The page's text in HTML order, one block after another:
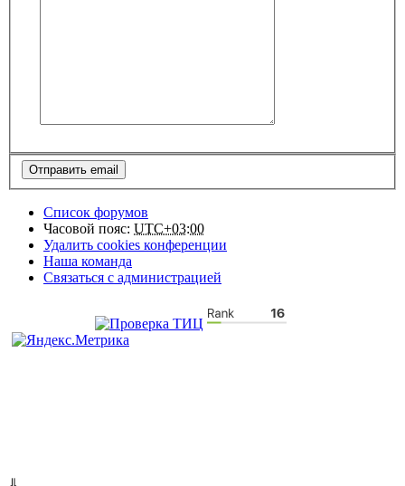
Список форумов
Часовой пояс: UTC+03:00
Удалить cookies конференции
Наша команда
Связаться с администрацией